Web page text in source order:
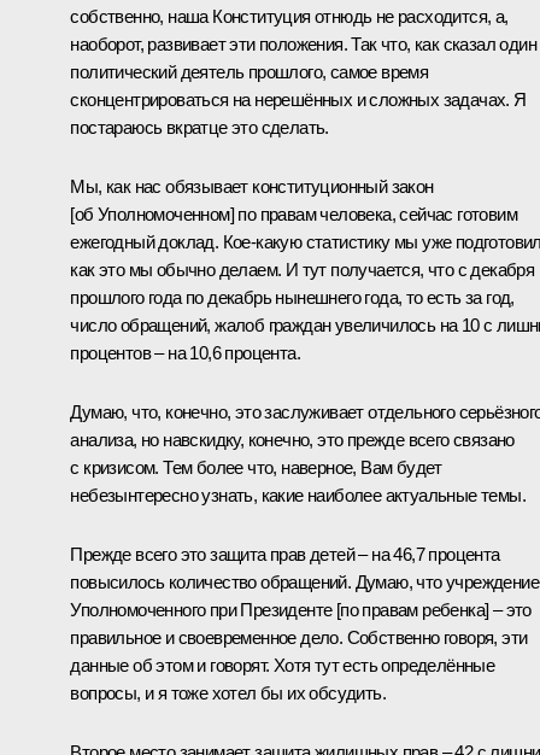
собственно, наша Конституция отнюдь не расходится, а,
наоборот, развивает эти положения. Так что, как сказал один
политический деятель прошлого, самое время
сконцентрироваться на нерешённых и сложных задачах. Я
постараюсь вкратце это сделать.
Мы, как нас обязывает конституционный закон
[об Уполномоченном] по правам человека, сейчас готовим
ежегодный доклад. Кое‑какую статистику мы уже
как это мы обычно делаем. И тут получается, что с декабря
прошлого года по декабрь нынешнего года, то есть за год,
число обращений, жалоб граждан увеличилось на 10 с
процентов – на 10,6 процента.
Думаю, что, конечно, это заслуживает отдельного
анализа, но навскидку, конечно, это прежде всего связано
с кризисом. Тем более что, наверное, Вам будет
небезынтересно узнать, какие наиболее актуальные темы.
Прежде всего это защита прав детей – на 46,7 процента
повысилось количество обращений. Думаю, чтоучреждение
Уполномоченного при Президенте [по правам ребенка] – это
правильное и своевременное дело. Собственно говоря, эти
данные об этом и говорят. Хотя тут есть определённые
вопросы, и я тоже хотел бы их обсудить.